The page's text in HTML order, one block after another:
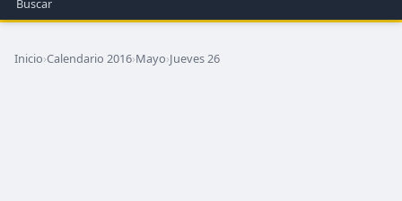
Buscar
Inicio›Calendario 2016›Mayo›Jueves 26